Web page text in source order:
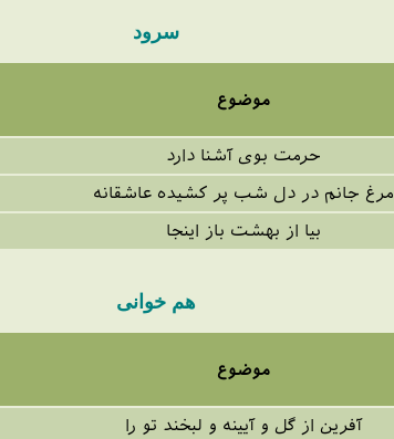
سرود
موضوع
حرمت بوی آشنا دارد
مرغ جانم در دل شب پر کشیده عاشقانه
بیا از بهشت باز اینجا
هم خوانی
موضوع
آفرین از گل و آیینه و لبخند تو را